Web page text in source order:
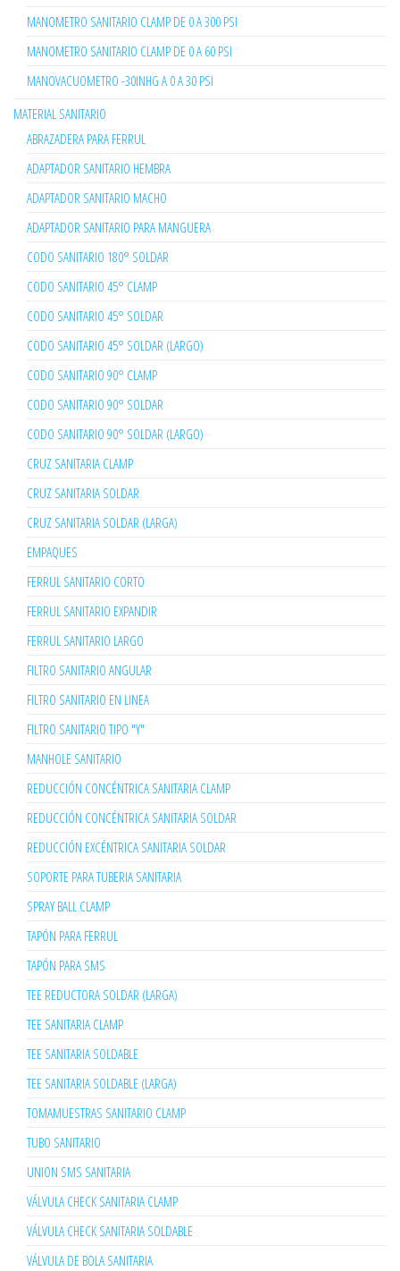
MANOMETRO SANITARIO CLAMP DE 0 A 300 PSI
MANOMETRO SANITARIO CLAMP DE 0 A 60 PSI
MANOVACUOMETRO -30INHG A 0 A 30 PSI
MATERIAL SANITARIO
ABRAZADERA PARA FERRUL
ADAPTADOR SANITARIO HEMBRA
ADAPTADOR SANITARIO MACHO
ADAPTADOR SANITARIO PARA MANGUERA
CODO SANITARIO 180° SOLDAR
CODO SANITARIO 45° CLAMP
CODO SANITARIO 45° SOLDAR
CODO SANITARIO 45° SOLDAR (LARGO)
CODO SANITARIO 90° CLAMP
CODO SANITARIO 90° SOLDAR
CODO SANITARIO 90° SOLDAR (LARGO)
CRUZ SANITARIA CLAMP
CRUZ SANITARIA SOLDAR
CRUZ SANITARIA SOLDAR (LARGA)
EMPAQUES
FERRUL SANITARIO CORTO
FERRUL SANITARIO EXPANDIR
FERRUL SANITARIO LARGO
FILTRO SANITARIO ANGULAR
FILTRO SANITARIO EN LINEA
FILTRO SANITARIO TIPO "Y"
MANHOLE SANITARIO
REDUCCIÓN CONCÉNTRICA SANITARIA CLAMP
REDUCCIÓN CONCÉNTRICA SANITARIA SOLDAR
REDUCCIÓN EXCÉNTRICA SANITARIA SOLDAR
SOPORTE PARA TUBERIA SANITARIA
SPRAY BALL CLAMP
TAPÓN PARA FERRUL
TAPÓN PARA SMS
TEE REDUCTORA SOLDAR (LARGA)
TEE SANITARIA CLAMP
TEE SANITARIA SOLDABLE
TEE SANITARIA SOLDABLE (LARGA)
TOMAMUESTRAS SANITARIO CLAMP
TUBO SANITARIO
UNION SMS SANITARIA
VÁLVULA CHECK SANITARIA CLAMP
VÁLVULA CHECK SANITARIA SOLDABLE
VÁLVULA DE BOLA SANITARIA